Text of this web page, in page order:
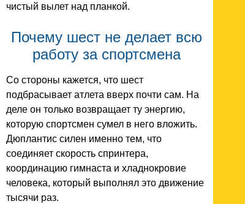
чистый вылет над планкой.
Почему шест не делает всю
работу за спортсмена
Со стороны кажется, что шест
подбрасывает атлета вверх почти сам. На
деле он только возвращает ту энергию,
которую спортсмен сумел в него вложить.
Дюплантис силен именно тем, что
соединяет скорость спринтера,
координацию гимнаста и хладнокровие
человека, который выполнял это движение
тысячи раз.